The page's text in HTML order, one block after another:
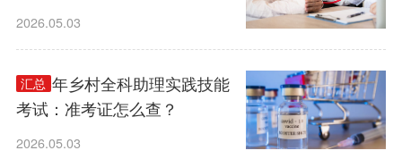
2026.05.03
汇总
2026年乡村全科助理实践技能
考试：准考证怎么查？
2026.05.03